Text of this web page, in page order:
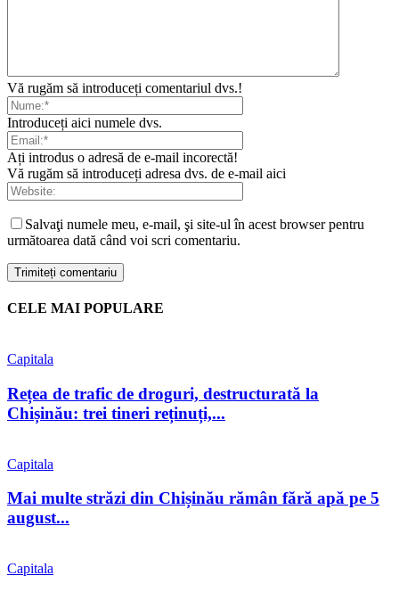
Vă rugăm să introduceți comentariul dvs.!
Introduceți aici numele dvs.
Ați introdus o adresă de e-mail incorectă!
Vă rugăm să introduceți adresa dvs. de e-mail aici
Salvaţi numele meu, e-mail, şi site-ul în acest browser pentru
următoarea dată când voi scri comentariu.
CELE MAI POPULARE
Capitala
Rețea de trafic de droguri, destructurată la
Chișinău: trei tineri reținuți,...
Capitala
Mai multe străzi din Chișinău rămân fără apă pe 5
august...
Capitala